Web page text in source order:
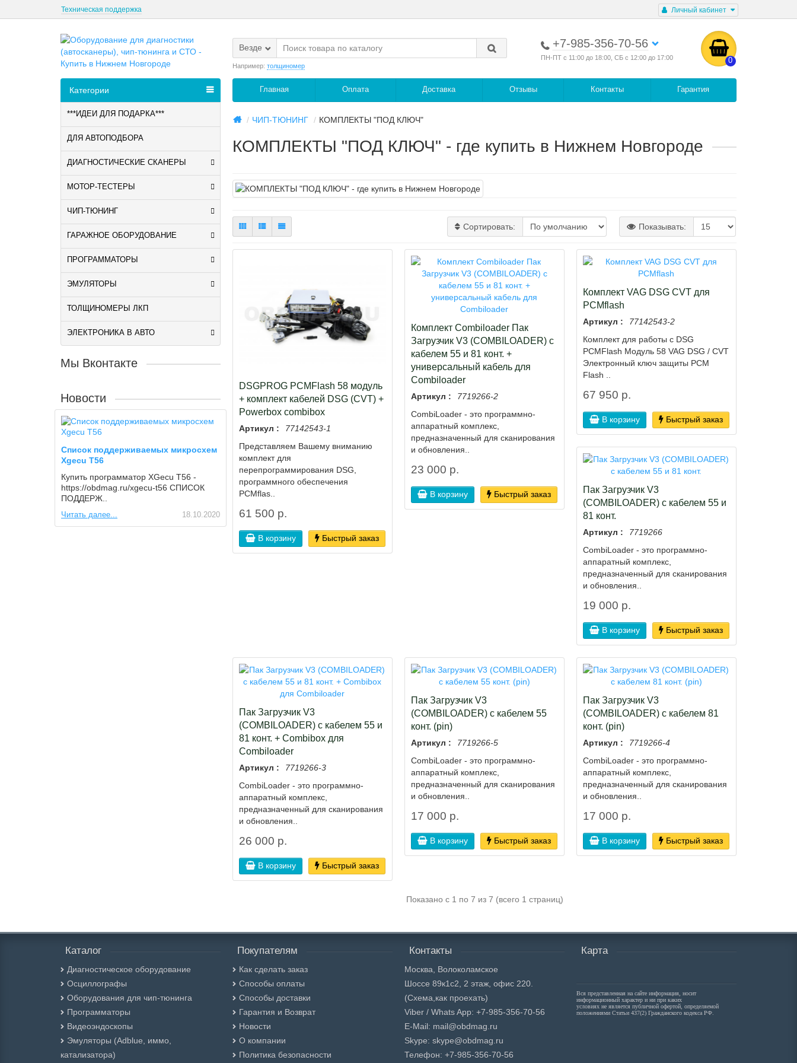
Личный кабинет
Техническая поддержка
+7-985-356-70-56
ПН-ПТ с 11:00 до 18:00, СБ с 12:00 до 17:00 0
Везде
Например: толщиномер
Главная Оплата Доставка Отзывы Контакты Гарантия
Категории
***ИДЕИ ДЛЯ ПОДАРКА***
ДЛЯ АВТОПОДБОРА
ДИАГНОСТИЧЕСКИЕ СКАНЕРЫ
МОТОР-ТЕСТЕРЫ
ЧИП-ТЮНИНГ
ГАРАЖНОЕ ОБОРУДОВАНИЕ
ПРОГРАММАТОРЫ
ЭМУЛЯТОРЫ
ТОЛЩИНОМЕРЫ ЛКП
ЭЛЕКТРОНИКА В АВТО
ЧИП-ТЮНИНГ КОМПЛЕКТЫ "ПОД КЛЮЧ"
Мы Вконтакте
Новости
Список поддерживаемых микросхем
Xgecu T56
Купить программатор XGecu T56 -
https://obdmag.ru/xgecu-t56 СПИСОК
ПОДДЕРЖ..
Читать далее... 18.10.2020
КОМПЛЕКТЫ "ПОД КЛЮЧ" - где купить в Нижнем Новгороде
Сортировать: Показывать:
DSGPROG PCMFlash 58 модуль
+ комплект кабелей DSG (CVT) +
Powerbox combibox
Артикул :
77142543-1
Представляем Вашему вниманию
комплект для
перепрограммирования DSG,
программного обеспечения
PCMflas..
61 500 р.
В корзину Быстрый заказ
Комплект Combiloader Пак
Загрузчик V3 (COMBILOADER) с
кабелем 55 и 81 конт. +
универсальный кабель для
Combiloader
Артикул :
7719266-2
СombiLoader - это программно-
аппаратный комплекс,
предназначенный для сканирования
и обновления..
23 000 р.
В корзину Быстрый заказ
Комплект VAG DSG CVT для
PCMflash
Артикул :
77142543-2
Комплект для работы с DSG
PCMFlash Модуль 58 VAG DSG / CVT
Электронный ключ защиты PCM
Flash ..
67 950 р.
В корзину Быстрый заказ
Пак Загрузчик V3
(COMBILOADER) с кабелем 55 и
81 конт.
Артикул :
7719266
СombiLoader - это программно-
аппаратный комплекс,
предназначенный для сканирования
и обновления..
19 000 р.
В корзину Быстрый заказ
Пак Загрузчик V3
(COMBILOADER) с кабелем 55 и
81 конт. + Combibox для
Combiloader
Артикул :
7719266-3
СombiLoader - это программно-
аппаратный комплекс,
предназначенный для сканирования
и обновления..
26 000 р.
В корзину Быстрый заказ
Пак Загрузчик V3
(COMBILOADER) с кабелем 55
конт. (pin)
Артикул :
7719266-5
СombiLoader - это программно-
аппаратный комплекс,
предназначенный для сканирования
и обновления..
17 000 р.
В корзину Быстрый заказ
Пак Загрузчик V3
(COMBILOADER) с кабелем 81
конт. (pin)
Артикул :
7719266-4
СombiLoader - это программно-
аппаратный комплекс,
предназначенный для сканирования
и обновления..
17 000 р.
В корзину Быстрый заказ
Показано с 1 по 7 из 7 (всего 1 страниц)
Каталог
Диагностическое оборудование
Осциллографы
Оборудования для чип-тюнинга
Программаторы
Видеоэндоскопы
Эмуляторы (Adblue, иммо,
катализатора)
Покупателям
Как сделать заказ
Способы оплаты
Способы доставки
Гарантия и Возврат
Новости
О компании
Политика безопасности
Контакты
Москва, Волоколамское
Шоссе 89к1с2, 2 этаж, офис 220.
(Схема, как проехать)
Viber / Whats App: +7-985-356-70-56
E-Mail: mail@obdmag.ru
Skype: skype@obdmag.ru
Телефон: +7-985-356-70-56
Карта
Вся представленная на сайте информация, носит
информационный характер и ни при каких
условиях не является публичной офертой, определяемой
положениями Статьи 437(2) Гражданского кодекса РФ.